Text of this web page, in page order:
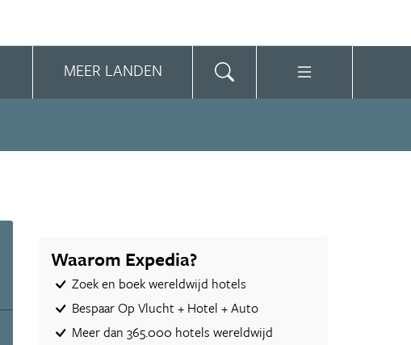
MEER LANDEN
Waarom Expedia?
Zoek en boek wereldwijd hotels
Bespaar Op Vlucht + Hotel + Auto‎
Meer dan 365.000 hotels wereldwijd